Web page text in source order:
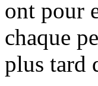
ont pour
chaque
plus tard